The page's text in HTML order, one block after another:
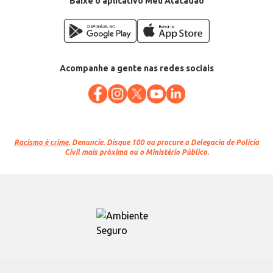
Acompanhe a gente nas redes sociais
Racismo é crime. Denuncie. Disque 100 ou procure a Delegacia de Polícia
Civil mais próxima ou o Ministério Público.